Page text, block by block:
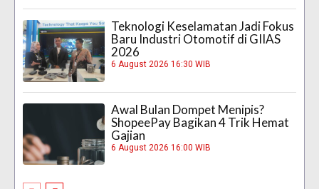
Teknologi Keselamatan Jadi Fokus
Baru Industri Otomotif di GIIAS
2026
6 August 2026 16:30 WIB
Awal Bulan Dompet Menipis?
ShopeePay Bagikan 4 Trik Hemat
Gajian
6 August 2026 16:00 WIB